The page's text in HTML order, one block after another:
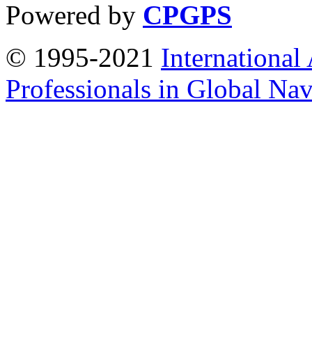
Powered by CPGPS
© 1995-2021 International
Professionals in Global